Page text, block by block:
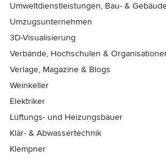
Umweltdienstleistungen, Bau- &
Umzugsunternehmen
3D-Visualisierung
Verbände, Hochschulen &
Verlage, Magazine & Blogs
Weinkeller
Elektriker
Lüftungs- und Heizungsbauer
Klär- & Abwassertechnik
Klempner